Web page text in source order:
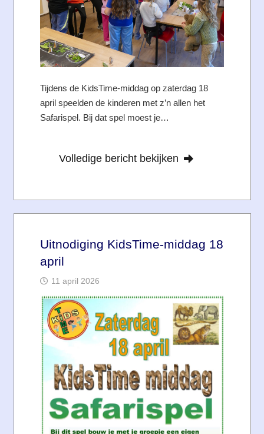
Tijdens de KidsTime-middag op zaterdag 18
april speelden de kinderen met z’n allen het
Safarispel. Bij dat spel moest je…
Volledige bericht bekijken
Uitnodiging KidsTime-middag 18
april
11 april 2026